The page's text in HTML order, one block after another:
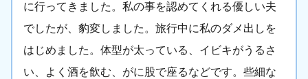
に行ってきました。私の事を認めてくれる優しい夫
でしたが、豹変しました。旅行中に私のダメ出しを
はじめました。体型が太っている、イビキがうるさ
い、よく酒を飲む、がに股で座るなどです。些細な